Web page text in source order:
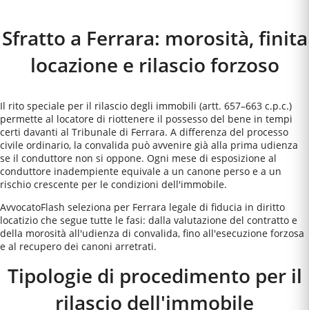
Sfratto a Ferrara: morosità, finita
locazione e rilascio forzoso
Il rito speciale per il rilascio degli immobili (artt. 657–663 c.p.c.)
permette al locatore di riottenere il possesso del bene in tempi
certi davanti al Tribunale di Ferrara. A differenza del processo
civile ordinario, la convalida può avvenire già alla prima udienza
se il conduttore non si oppone. Ogni mese di esposizione al
conduttore inadempiente equivale a un canone perso e a un
rischio crescente per le condizioni dell'immobile.
AvvocatoFlash seleziona per Ferrara legale di fiducia in diritto
locatizio che segue tutte le fasi: dalla valutazione del contratto e
della morosità all'udienza di convalida, fino all'esecuzione forzosa
e al recupero dei canoni arretrati.
Tipologie di procedimento per il
rilascio dell'immobile